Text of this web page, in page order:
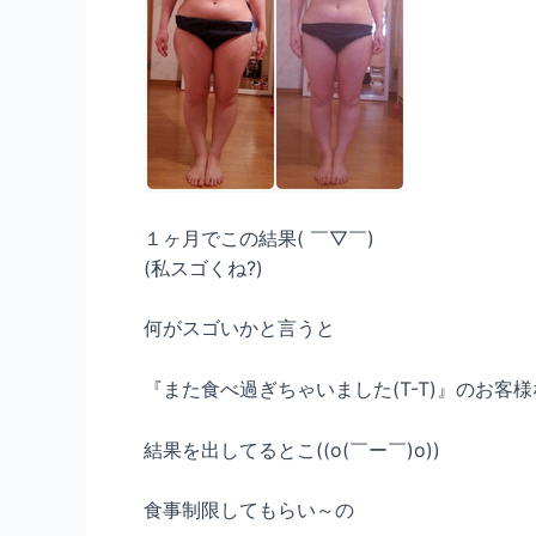
１ヶ月でこの結果( ￣▽￣)
(私スゴくね?)
何がスゴいかと言うと
『また食べ過ぎちゃいました(T-T)』のお客
結果を出してるとこ((o(￣ー￣)o))
食事制限してもらい～の